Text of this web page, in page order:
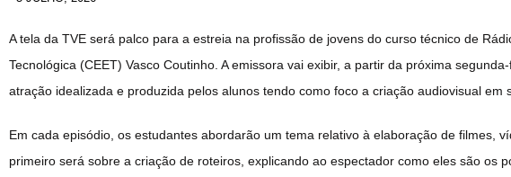
A tela da TVE será palco para a estreia na profissão de jovens do curso técnico de
Tecnológica (CEET) Vasco Coutinho. A emissora vai exibir, a partir da próxima
atração idealizada e produzida pelos alunos tendo como foco a criação audiovisual em
Em cada episódio, os estudantes abordarão um tema relativo à elaboração de filmes,
primeiro será sobre a criação de roteiros, explicando ao espectador como eles são os